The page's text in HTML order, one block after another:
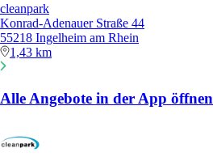
cleanpark
Konrad-Adenauer Straße 44
55218 Ingelheim am Rhein
1,43 km
Alle Angebote in der App öffnen